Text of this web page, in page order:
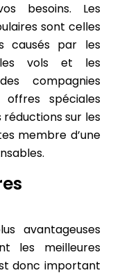
besoins. Les
sont celles
causés par les
les vols et les
compagnies
offres spéciales
sur les
membre d’une
avantageuses
les meilleures
donc important